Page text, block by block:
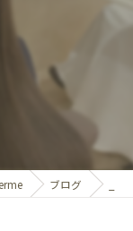
ブログ